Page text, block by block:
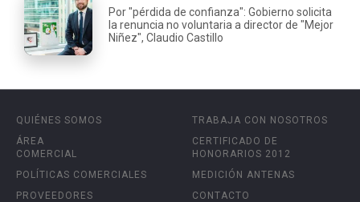
Por "pérdida de confianza": Gobierno solicita
la renuncia no voluntaria a director de "Mejor
Niñez", Claudio Castillo
QUIÉNES SOMOS
ÁREA
COMERCIAL
POLÍTICAS COMERCIALES
PROVEEDORES
TRABAJA CON NOSOTROS
CERTIFICADO DE
HONORARIOS 2012
MEDICIÓN ANTENAS
CONTACTO